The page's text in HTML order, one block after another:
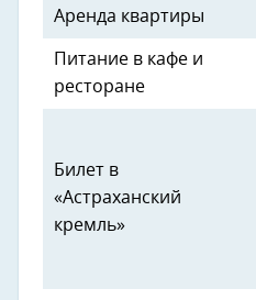
Аренда квартиры
Питание в кафе и
ресторане
Билет в
«Астраханский
кремль»